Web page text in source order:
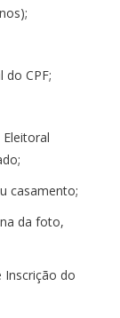
do CPF;
casamento;
da foto,
Inscrição do